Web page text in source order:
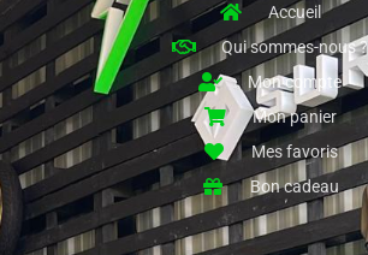
Accueil
Qui sommes-nous ?
Mon compte
Mon panier
Mes favoris
Bon cadeau